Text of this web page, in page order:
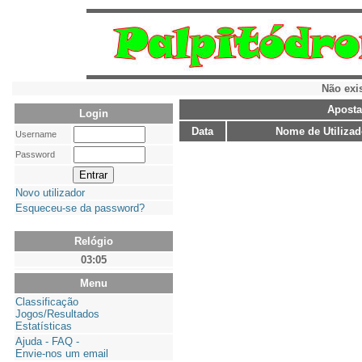
Não
Login
Username
Password
Novo utilizador
Esqueceu-se da password?
Relógio
03:05
Menu
Classificação
Jogos/Resultados
Estatísticas
Ajuda - FAQ -
Envie-nos um email
Data
Nome de